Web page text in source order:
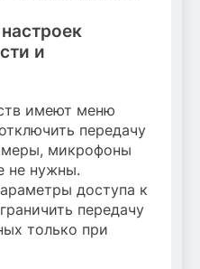
и
имеют меню
передачу
микрофоны
не нужны.
доступа к
передачу
только при